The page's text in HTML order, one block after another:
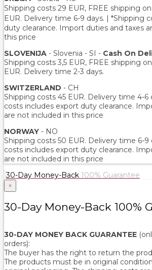
Shipping costs 29 EUR, FREE shipping
EUR. Delivery time 6-9 days. | *Shipping
duty clearance. Import duties and taxes
this price
SLOVENIJA - Slovenia - SI - Cash On
Shipping costs 3,5 EUR, FREE shipping
EUR. Delivery time 2-3 days.
SWITZERLAND - CH
Shipping costs 45 EUR. Delivery time 4-6
costs includes export duty clearance.
are not included in this price
NORWAY - NO
Shipping costs 50 EUR. Delivery time 6-9
costs includes export duty clearance.
are not included in this price
30-Day Money-Back 100% Guarantee
×
30-Day Money-Back 100%
30-DAY MONEY BACK GUARANTEE
orders):
The buyer has the right to return the
The products must be in original